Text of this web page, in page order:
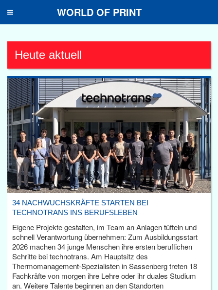
Toggle
WORLD OF PRINT
Heute aktuell
34 NACHWUCHSKRÄFTE STARTEN BEI
TECHNOTRANS INS BERUFSLEBEN
Eigene Projekte gestalten, im Team an Anlagen tüfteln und
schnell Verantwortung übernehmen: Zum Ausbildungsstart
2026 machen 34 junge Menschen ihre ersten beruflichen
Schritte bei technotrans. Am Hauptsitz des
Thermomanagement-Spezialisten in Sassenberg treten 18
Fachkräfte von morgen ihre Lehre oder ihr duales Studium
an. Weitere Talente beginnen an den Standorten